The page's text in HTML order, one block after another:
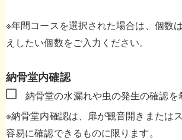
※年間コースを選択された場合は、個数
えしたい個数をご入力ください。
納骨堂内確認
納骨堂の水漏れや虫の発生の確認を
※納骨堂内確認は、扉が観音開きまたは
容易に確認できるものに限ります。